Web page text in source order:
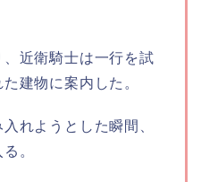
近衛騎士は一行を試
建物に案内した。
れようとした瞬間、
。